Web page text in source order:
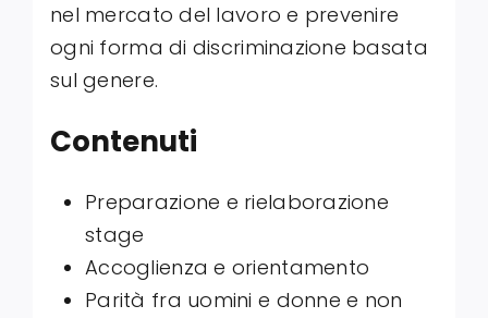
nel mercato del lavoro e prevenire
ogni forma di discriminazione basata
sul genere.
Contenuti
Preparazione e rielaborazione
stage
Accoglienza e orientamento
Parità fra uomini e donne e non